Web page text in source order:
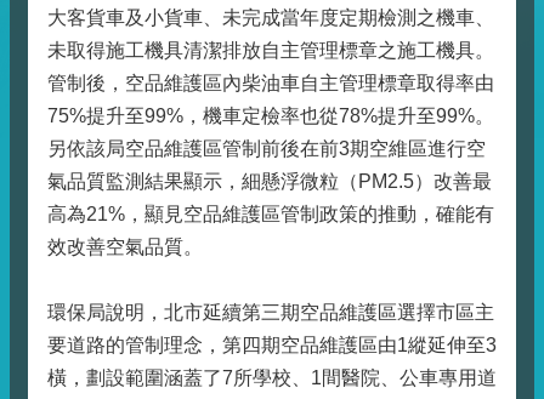
大客貨車及小貨車、未完成當年度定期檢測之機車、
未取得施工機具清潔排放自主管理標章之施工機具。
管制後，空品維護區內柴油車自主管理標章取得率由
75%提升至99%，機車定檢率也從78%提升至99%。
另依該局空品維護區管制前後在前3期空維區進行空
氣品質監測結果顯示，細懸浮微粒（PM2.5）改善最
高為21%，顯見空品維護區管制政策的推動，確能有
效改善空氣品質。
環保局說明，北市延續第三期空品維護區選擇市區主
要道路的管制理念，第四期空品維護區由1縱延伸至3
橫，劃設範圍涵蓋了7所學校、1間醫院、公車專用道